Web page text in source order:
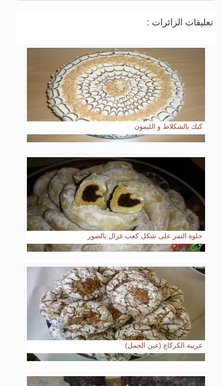
تعليقات الزائرات :
كيك بالشكلاط و الليمون
حلوة التمر على شكل كعب غزال بالصور
عريبة الكركاع (عين الجمل)